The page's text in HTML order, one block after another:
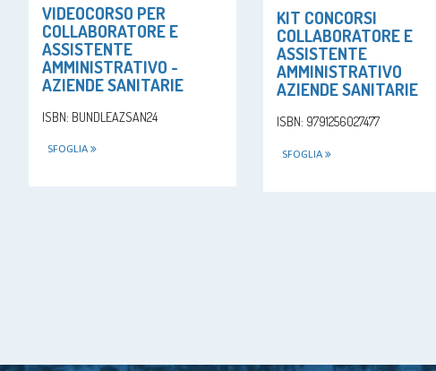
VIDEOCORSO PER
COLLABORATORE E
ASSISTENTE
AMMINISTRATIVO -
AZIENDE SANITARIE
ISBN: BUNDLEAZSAN24
SFOGLIA
KIT CONCORSI
COLLABORATORE E
ASSISTENTE
AMMINISTRATIVO
AZIENDE SANITARIE
ISBN: 9791256027477
SFOGLIA